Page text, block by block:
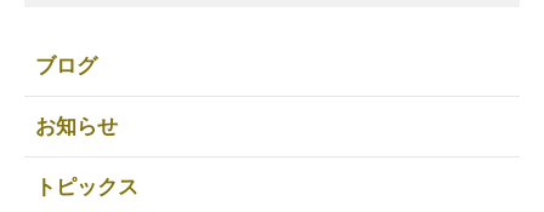
ブログ
お知らせ
トピックス